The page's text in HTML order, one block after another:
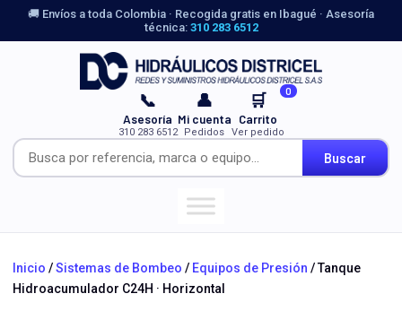
🚚 Envíos a toda Colombia · Recogida gratis en Ibagué · Asesoría
técnica: 310 283 6512
Buscar
📞
Asesoría
310 283 6512
👤
Mi cuenta
Pedidos
🛒 0
Carrito
Ver pedido
Inicio /Sistemas de Bombeo / Equipos de Presión / Tanque
Hidroacumulador C24H · Horizontal